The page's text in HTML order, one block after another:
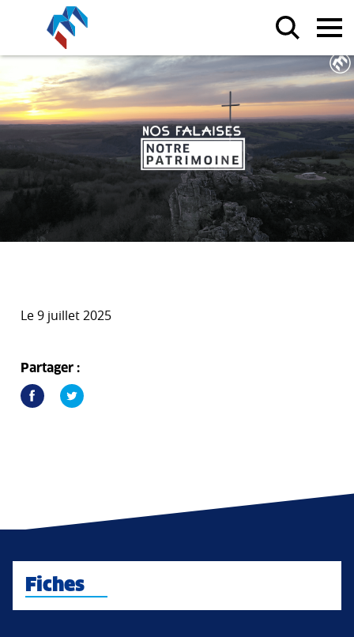
Le 9 juillet 2025
Partager :
Fiches